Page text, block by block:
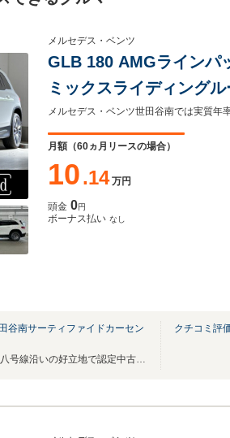
メルセデス・ベンツ
GLB 180 AMGラインパ
ミックスライディング
ニック運転席・助手席
ー/アンビエントライト64
月額（60ヵ月リースの場合）
10.14 万円
頭金 0円
ボーナス払い なし
谷南サーティファイドカーセン
店舗総在庫80台！環状八号線沿いの好立地で認定中古車をご覧頂けます。
クチコミ評